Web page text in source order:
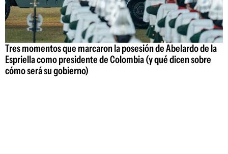
Tres momentos que marcaron la posesión de Abelardo de la
Espriella como presidente de Colombia (y qué dicen sobre
cómo será su gobierno)